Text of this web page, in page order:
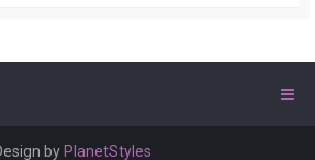
by PlanetStyles